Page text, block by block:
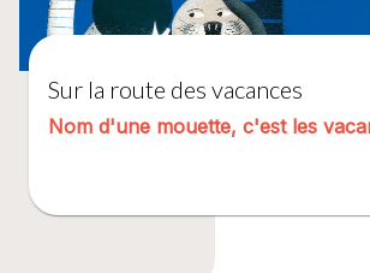
Sur la route des vacances
Nom d'une mouette, c'est les